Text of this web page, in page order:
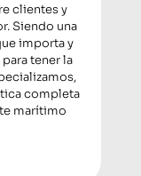
clientes y
Siendo una
importa y
tener la
completa
marítimo